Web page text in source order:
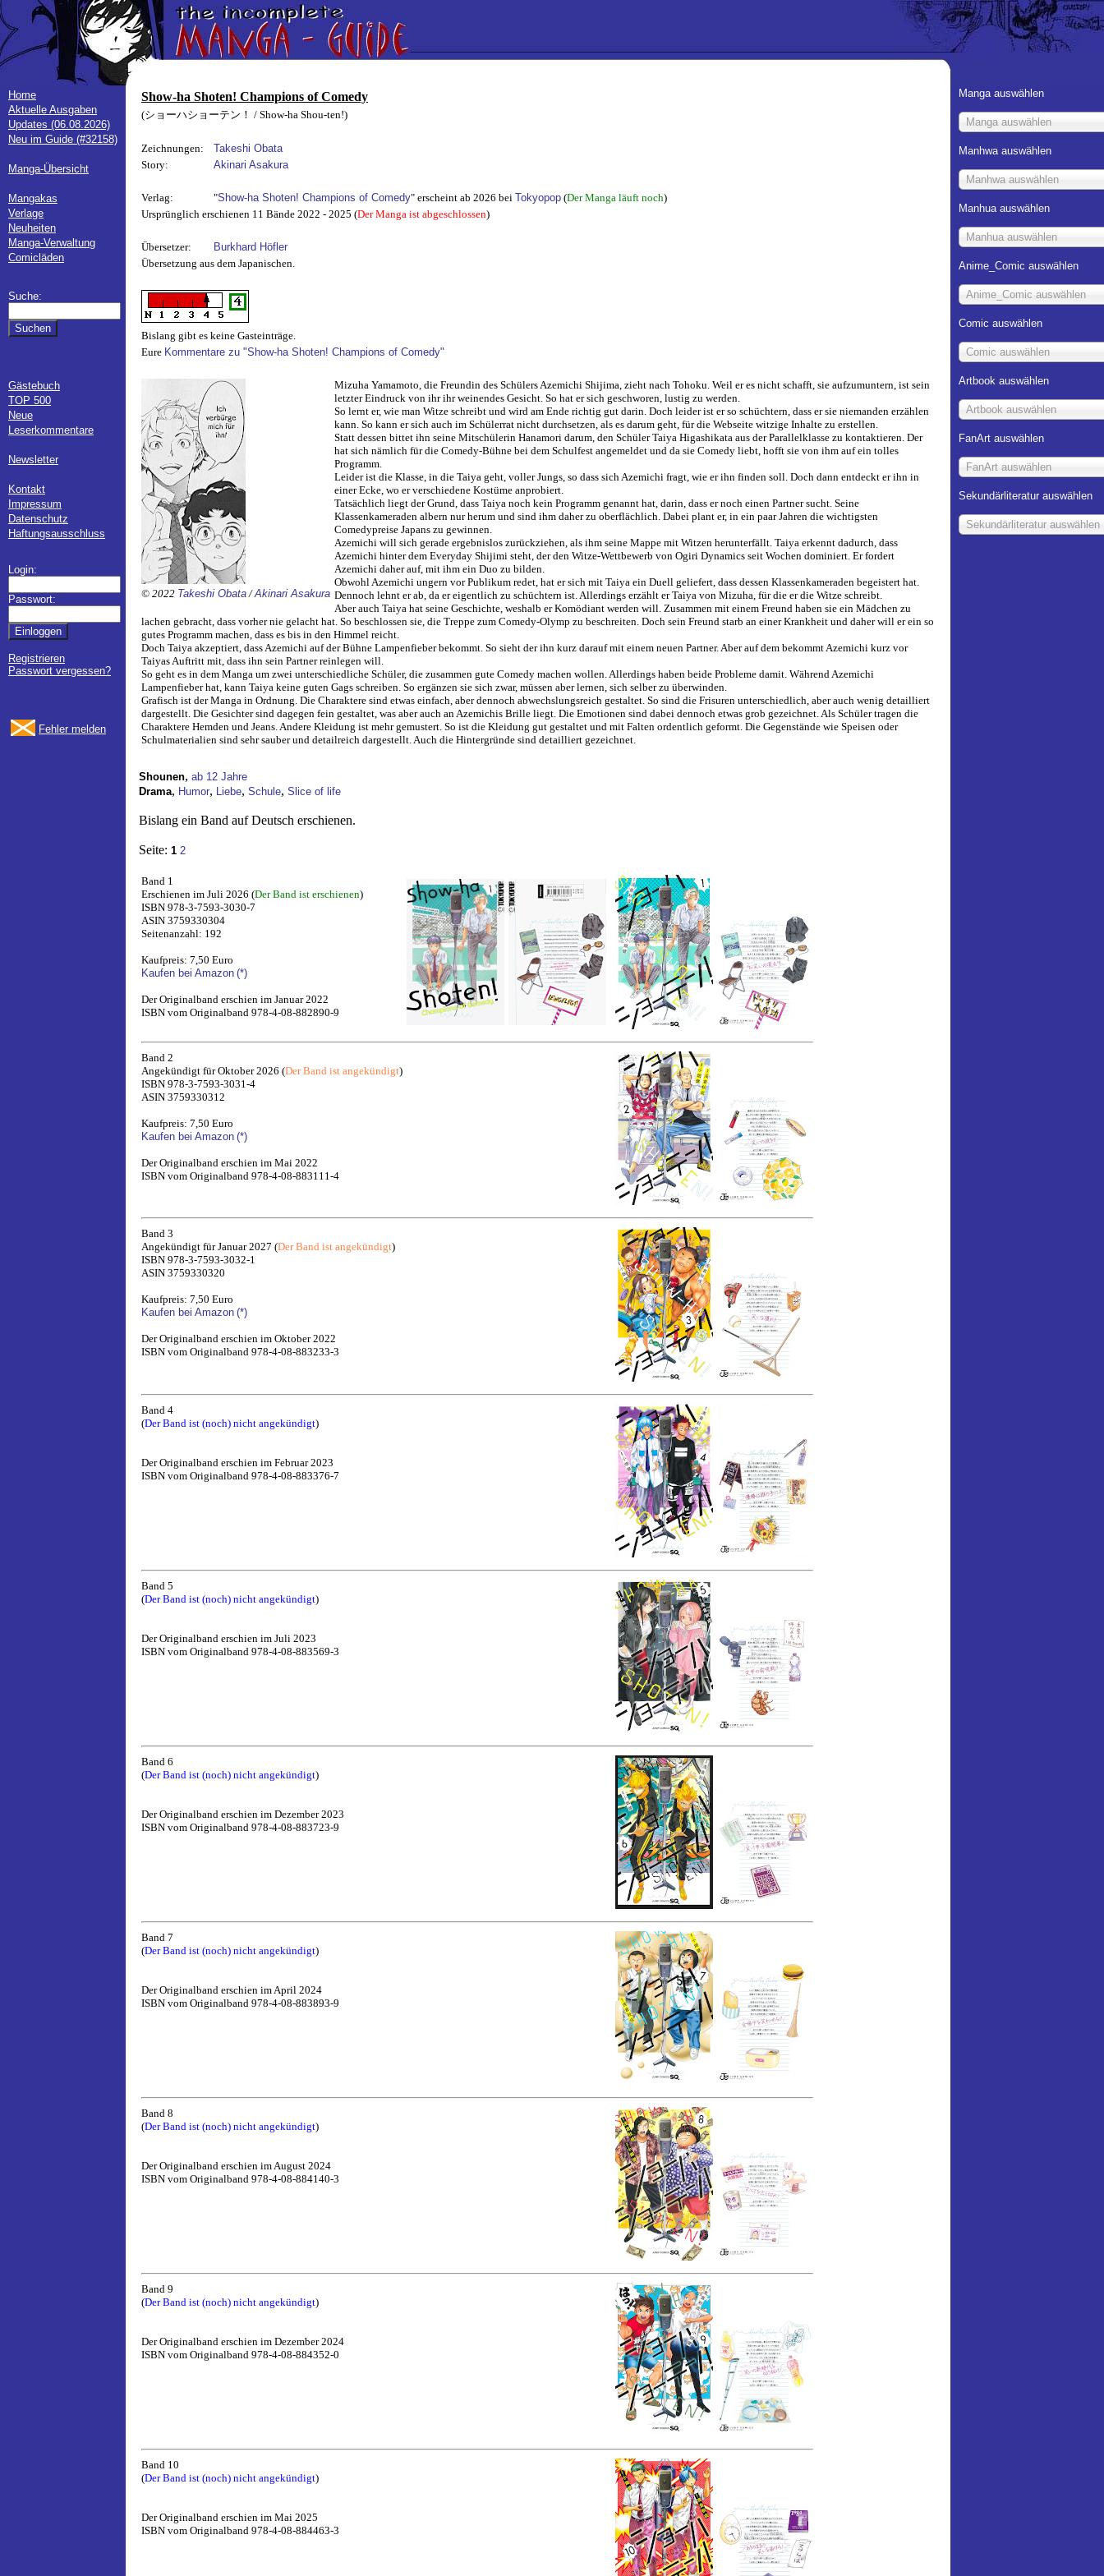
Home
Aktuelle Ausgaben
Updates (06.08.2026)
Neu im Guide (#32158)
Manga-Übersicht
Mangakas
Verlage
Neuheiten
Manga-Verwaltung
Comicläden
Suche:
Gästebuch
TOP 500
Neue
Leserkommentare
Newsletter
Kontakt
Impressum
Datenschutz
Haftungsausschluss
Login:
Passwort:
Registrieren
Passwort vergessen?
Fehler melden
Show-ha Shoten! Champions of Comedy
(ショーハショーテン！ / Show-ha Shou-ten!)
Zeichnungen:
Takeshi Obata
Story:
Akinari Asakura
Verlag: "Show-ha Shoten! Champions of Comedy" erscheint ab 2026 bei Tokyopop (Der Manga läuft noch)
Ursprünglich erschienen 11 Bände 2022 - 2025 (Der Manga ist abgeschlossen)
Übersetzer:
Burkhard Höfler
Übersetzung aus dem Japanischen.
Bislang gibt es keine Gasteinträge.
Eure Kommentare zu "Show-ha Shoten! Champions of Comedy"
© 2022 Takeshi Obata/Akinari Asakura
Mizuha Yamamoto, die Freundin des Schülers Azemichi Shijima, zieht nach Tohoku. Weil er es nicht schafft, sie aufzumuntern, ist sein
letzter Eindruck von ihr ihr weinendes Gesicht. So hat er sich geschworen, lustig zu werden.
So lernt er, wie man Witze schreibt und wird am Ende richtig gut darin. Doch leider ist er so schüchtern, dass er sie niemanden erzählen
kann. So kann er sich auch im Schülerrat nicht durchsetzen, als es darum geht, für die Webseite witzige Inhalte zu erstellen.
Statt dessen bittet ihn seine Mitschülerin Hanamori darum, den Schüler Taiya Higashikata aus der Parallelklasse zu kontaktieren. Der
hat sich nämlich für die Comedy-Bühne bei dem Schulfest angemeldet und da sie Comedy liebt, hofft sie von ihm auf ein tolles
Programm.
Leider ist die Klasse, in die Taiya geht, voller Jungs, so dass sich Azemichi fragt, wie er ihn finden soll. Doch dann entdeckt er ihn in
einer Ecke, wo er verschiedene Kostüme anprobiert.
Tatsächlich liegt der Grund, dass Taiya noch kein Programm genannt hat, darin, dass er noch einen Partner sucht. Seine
Klassenkameraden albern nur herum und sind ihm daher zu oberflächlich. Dabei plant er, in ein paar Jahren die wichtigsten
Comedypreise Japans zu gewinnen.
Azemichi will sich gerade ergebnislos zurückziehen, als ihm seine Mappe mit Witzen herunterfällt. Taiya erkennt dadurch, dass
Azemichi hinter dem Everyday Shijimi steht, der den Witze-Wettbewerb von Ogiri Dynamics seit Wochen dominiert. Er fordert
Azemichi daher auf, mit ihm ein Duo zu bilden.
Obwohl Azemichi ungern vor Publikum redet, hat er sich mit Taiya ein Duell geliefert, dass dessen Klassenkameraden begeistert hat.
Dennoch lehnt er ab, da er eigentlich zu schüchtern ist. Allerdings erzählt er Taiya von Mizuha, für die er die Witze schreibt.
Aber auch Taiya hat seine Geschichte, weshalb er Komödiant werden will. Zusammen mit einem Freund haben sie ein Mädchen zu
lachen gebracht, dass vorher nie gelacht hat. So beschlossen sie, die Treppe zum Comedy-Olymp zu beschreiten. Doch sein Freund starb an einer Krankheit und daher will er ein so
gutes Programm machen, dass es bis in den Himmel reicht.
Doch Taiya akzeptiert, dass Azemichi auf der Bühne Lampenfieber bekommt. So sieht der ihn kurz darauf mit einem neuen Partner. Aber auf dem bekommt Azemichi kurz vor
Taiyas Auftritt mit, dass ihn sein Partner reinlegen will.
So geht es in dem Manga um zwei unterschiedliche Schüler, die zusammen gute Comedy machen wollen. Allerdings haben beide Probleme damit. Während Azemichi
Lampenfieber hat, kann Taiya keine guten Gags schreiben. So ergänzen sie sich zwar, müssen aber lernen, sich selber zu überwinden.
Grafisch ist der Manga in Ordnung. Die Charaktere sind etwas einfach, aber dennoch abwechslungsreich gestaltet. So sind die Frisuren unterschiedlich, aber auch wenig detailliert
dargestellt. Die Gesichter sind dagegen fein gestaltet, was aber auch an Azemichis Brille liegt. Die Emotionen sind dabei dennoch etwas grob gezeichnet. Als Schüler tragen die
Charaktere Hemden und Jeans. Andere Kleidung ist mehr gemustert. So ist die Kleidung gut gestaltet und mit Falten ordentlich geformt. Die Gegenstände wie Speisen oder
Schulmaterialien sind sehr sauber und detailreich dargestellt. Auch die Hintergründe sind detailliert gezeichnet.
Shounen, ab 12 Jahre
Drama, Humor, Liebe, Schule, Slice of life
Bislang ein Band auf Deutsch erschienen.
Seite: 1 2
Band 1
Erschienen im Juli 2026 (Der Band ist erschienen)
ISBN 978-3-7593-3030-7
ASIN 3759330304
Seitenanzahl: 192
Kaufpreis: 7,50 Euro
Kaufen bei Amazon (*)
Der Originalband erschien im Januar 2022
ISBN vom Originalband 978-4-08-882890-9
Band 2
Angekündigt für Oktober 2026 (Der Band ist angekündigt)
ISBN 978-3-7593-3031-4
ASIN 3759330312
Kaufpreis: 7,50 Euro
Kaufen bei Amazon (*)
Der Originalband erschien im Mai 2022
ISBN vom Originalband 978-4-08-883111-4
Band 3
Angekündigt für Januar 2027 (Der Band ist angekündigt)
ISBN 978-3-7593-3032-1
ASIN 3759330320
Kaufpreis: 7,50 Euro
Kaufen bei Amazon (*)
Der Originalband erschien im Oktober 2022
ISBN vom Originalband 978-4-08-883233-3
Band 4
(Der Band ist (noch) nicht angekündigt)
Der Originalband erschien im Februar 2023
ISBN vom Originalband 978-4-08-883376-7
Band 5
(Der Band ist (noch) nicht angekündigt)
Der Originalband erschien im Juli 2023
ISBN vom Originalband 978-4-08-883569-3
Band 6
(Der Band ist (noch) nicht angekündigt)
Der Originalband erschien im Dezember 2023
ISBN vom Originalband 978-4-08-883723-9
Band 7
(Der Band ist (noch) nicht angekündigt)
Der Originalband erschien im April 2024
ISBN vom Originalband 978-4-08-883893-9
Band 8
(Der Band ist (noch) nicht angekündigt)
Der Originalband erschien im August 2024
ISBN vom Originalband 978-4-08-884140-3
Band 9
(Der Band ist (noch) nicht angekündigt)
Der Originalband erschien im Dezember 2024
ISBN vom Originalband 978-4-08-884352-0
Band 10
(Der Band ist (noch) nicht angekündigt)
Der Originalband erschien im Mai 2025
ISBN vom Originalband 978-4-08-884463-3
Manga auswählen
Manga auswählen
Manhwa auswählen
Manhwa auswählen
Manhua auswählen
Manhua auswählen
Anime_Comic auswählen
Anime_Comic auswählen
Comic auswählen
Comic auswählen
Artbook auswählen
Artbook auswählen
FanArt auswählen
FanArt auswählen
Sekundärliteratur auswählen
Sekundärliteratur auswählen